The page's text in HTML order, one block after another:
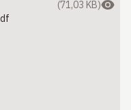
(71,03 KB)